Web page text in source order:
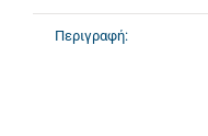
Περιγραφή: